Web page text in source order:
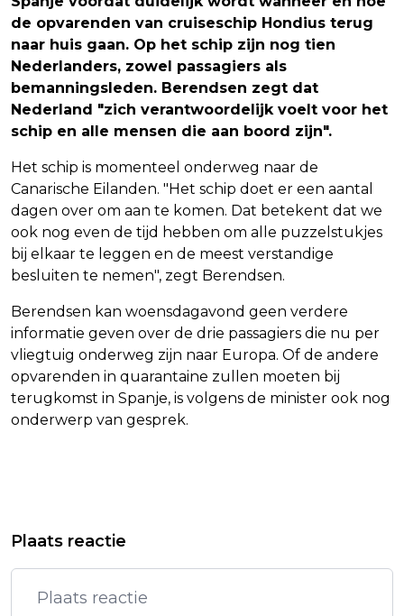
de opvarenden van cruiseschip Hondius terug
naar huis gaan. Op het schip zijn nog tien
Nederlanders, zowel passagiers als
bemanningsleden. Berendsen zegt dat
Nederland "zich verantwoordelijk voelt voor het
schip en alle mensen die aan boord zijn".
Het schip is momenteel onderweg naar de
Canarische Eilanden. "Het schip doet er een aantal
dagen over om aan te komen. Dat betekent dat we
ook nog even de tijd hebben om alle puzzelstukjes
bij elkaar te leggen en de meest verstandige
besluiten te nemen", zegt Berendsen.
Berendsen kan woensdagavond geen verdere
informatie geven over de drie passagiers die nu per
vliegtuig onderweg zijn naar Europa. Of de andere
opvarenden in quarantaine zullen moeten bij
terugkomst in Spanje, is volgens de minister ook nog
onderwerp van gesprek.
AUTOHEFFING ALS EU DEAL NIET
BERENDSEN OVERLEGT MET WHO EN
SPANJE OVER VERDERE STAPPEN
HONDIUS
Plaats reactie